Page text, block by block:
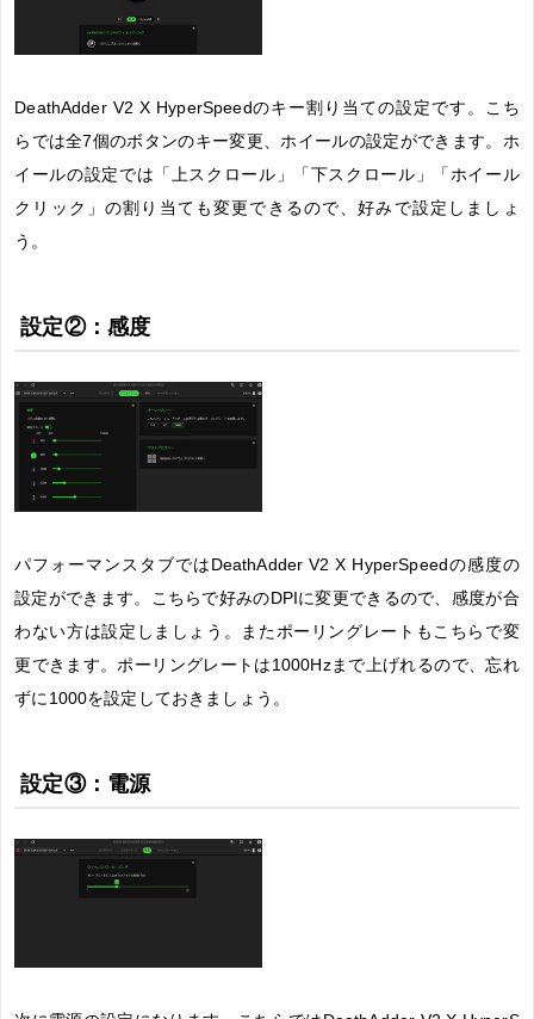
DeathAdder V2 X HyperSpeedのキー割り当ての設定です。こち
らでは全7個のボタンのキー変更、ホイールの設定ができます。ホ
イールの設定では「上スクロール」「下スクロール」「ホイール
クリック」の割り当ても変更できるので、好みで設定しましょ
う。
設定②：感度
パフォーマンスタブではDeathAdder V2 X HyperSpeedの感度の
設定ができます。こちらで好みのDPIに変更できるので、感度が合
わない方は設定しましょう。またポーリングレートもこちらで変
更できます。ポーリングレートは1000Hzまで上げれるので、忘れ
ずに1000を設定しておきましょう。
設定③：電源